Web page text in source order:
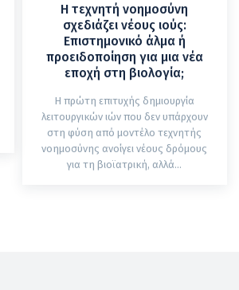
Η τεχνητή νοημοσύνη
σχεδιάζει νέους ιούς:
Επιστημονικό άλμα ή
προειδοποίηση για μια νέα
εποχή στη βιολογία;
Η πρώτη επιτυχής δημιουργία
λειτουργικών ιών που δεν υπάρχουν
στη φύση από μοντέλο τεχνητής
νοημοσύνης ανοίγει νέους δρόμους
για τη βιοϊατρική, αλλά...